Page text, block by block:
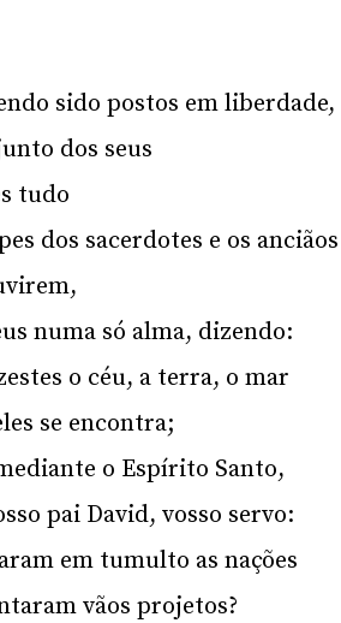
sido postos em liberdade,
dos seus
tudo
dos sacerdotes e os
numa só alma, dizendo:
o céu, a terra, o mar
se encontra;
o Espírito Santo,
pai David, vosso servo:
em tumulto as nações
vãos projetos?